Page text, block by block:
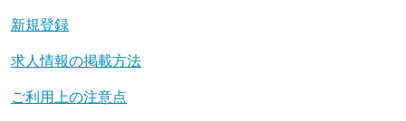
新規登録
求人情報の掲載方法
ご利用上の注意点